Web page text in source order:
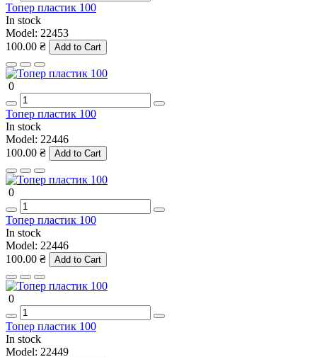
Топер пластик 100
In stock
Model: 22453
100.00 ₴
Add to Cart
0
Топер пластик 100
In stock
Model: 22446
100.00 ₴
Add to Cart
0
Топер пластик 100
In stock
Model: 22446
100.00 ₴
Add to Cart
0
Топер пластик 100
In stock
Model: 22449